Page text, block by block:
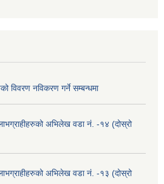
विवरण नविकरण गर्ने सम्बन्धमा
लाभग्राहीहरुको अभिलेख वडा नं. -१४ (दोस्रो
लाभग्राहीहरुको अभिलेख वडा नं. -१३ (दोस्रो